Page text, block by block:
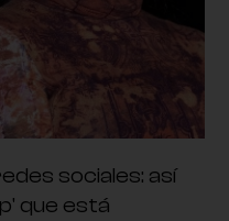
sociales: así
que está